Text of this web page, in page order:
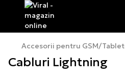
Accesorii pentru GSM/
Cabluri Lightning